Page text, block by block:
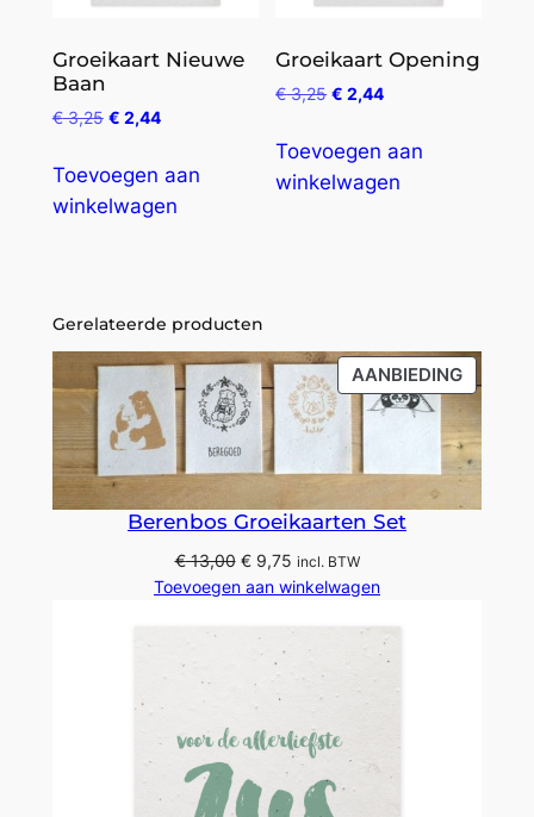
Groeikaart Nieuwe
Baan
€3,25 € 2,44
Toevoegen aan
winkelwagen
Groeikaart Opening
€3,25 € 2,44
Toevoegen aan
winkelwagen
Gerelateerde producten
AANBIEDING
IN
DE
Berenbos Groeikaarten Set
€13,00 Oorspronkelijke
prijs
€ 13,00.
€9,75Huidige
prijs
€ 9,75.
incl. BTW
Toevoegen aan winkelwagen